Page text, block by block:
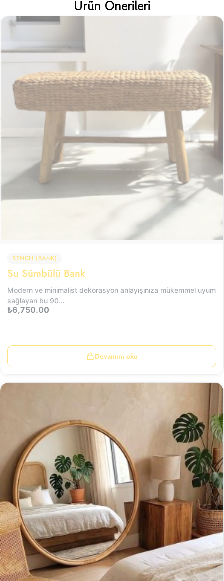
Ürün Önerileri
BENCH (BANK)
Su Sümbülü Bank
Modern ve minimalist dekorasyon anlayışınıza mükemmel uyum
sağlayan bu 90…
₺6,750.00
Devamını oku